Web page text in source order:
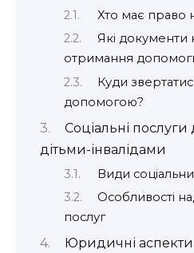
Хто має право
Які документи
отримання
Куди
допомогою?
Соціальні послуги
дітьми-інвалідами
Види
Особливості
послуг
Юридичні аспекти